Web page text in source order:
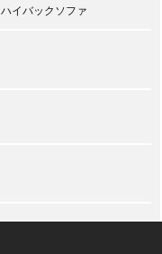
ハイバックソファ